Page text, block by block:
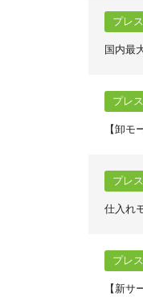
プレ
国内最
プレ
【卸
プレ
仕入れ
プレ
【新